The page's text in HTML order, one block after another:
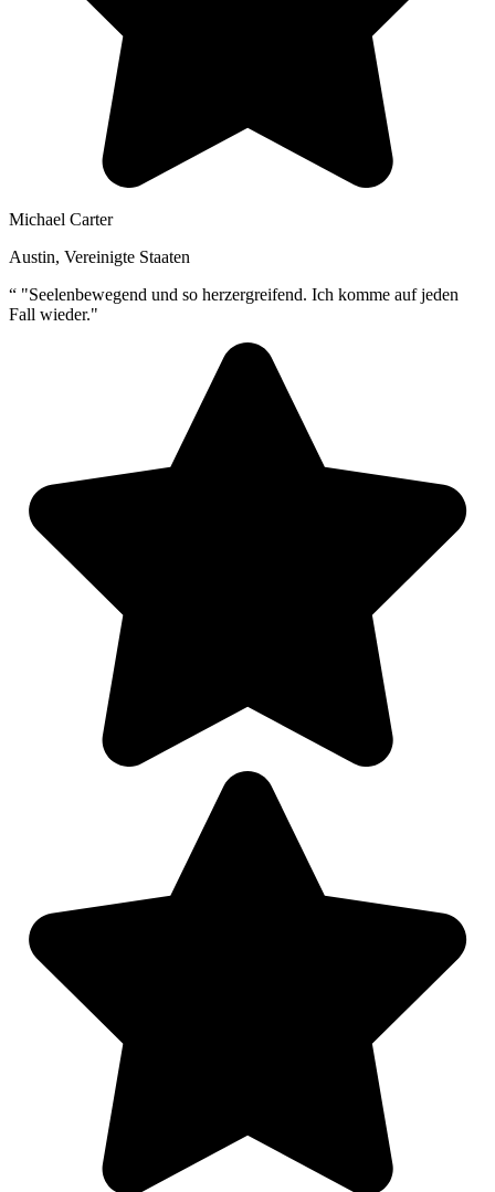
Michael Carter
Austin, Vereinigte Staaten
“ "Seelenbewegend und so herzergreifend. Ich komme auf jeden
Fall wieder."